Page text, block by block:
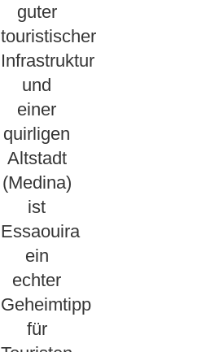
guter
touristischer
Infrastruktur
und
einer
quirligen
Altstadt
(Medina)
ist
Essaouira
ein
echter
Geheimtipp
für